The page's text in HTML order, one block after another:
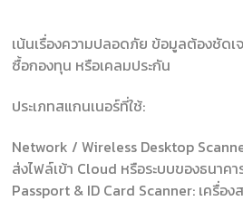
เน้นเรื่องความปลอดภัย ข้อมูลต้องชัด
ซื้อกองทุน หรือเคลมประกัน
ประเภทสแกนเนอร์ที่ใช้:
Network / Wireless Desktop
ส่งไฟล์เข้า Cloud หรือระบบของธนา
Passport & ID Card Scanner: เครื่อ